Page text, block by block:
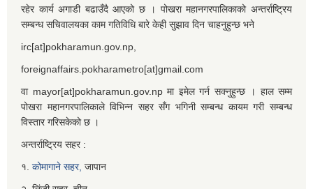
रहेर कार्य अगाडी बढाउँदै आएको छ । पोखरा महानगरपालिकाको अन्तर्राष्ट्रिय
सम्बन्ध सचिवालयका काम गतिविधि बारे केही सुझाव दिन चाहनुहुन्छ भने
irc[at]pokharamun.gov.np,
foreignaffairs.pokharametro[at]gmail.com
वा mayor[at]pokharamun.gov.np मा इमेल गर्न सक्नुहुन्छ । हाल सम्म
पोखरा महानगरपालिकाले विभिन्न सहर सँग भगिनी सम्बन्ध कायम गरी सम्बन्ध
विस्तार गरिसकेको छ ।
अन्तर्राष्ट्रिय सहर :
१. कोमागाने सहर, जापान